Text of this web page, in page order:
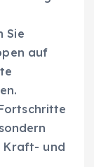
Sie
auf
Kraft- und